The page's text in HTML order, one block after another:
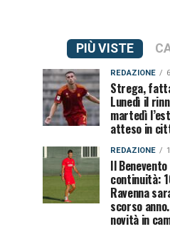
PIÙ VISTE
REDAZIONE
Strega,
Lunedì il
martedì
atteso in
REDAZIONE
Il
continuità:
Ravenna
scorso
novità in